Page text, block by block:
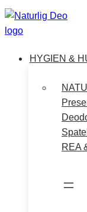
Hoppa
till
HYGIEN &
REA